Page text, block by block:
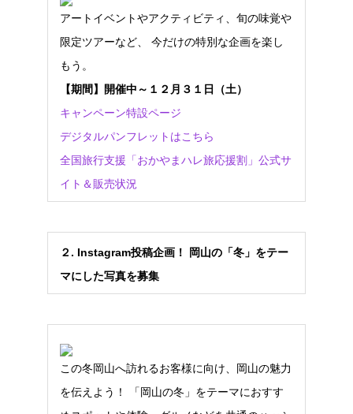
アートイベントやアクティビティ、旬の味覚や
限定ツアーなど、 今だけの特別な企画を楽し
もう。
【期間】開催中～１２月３１日（土）
キャンペーン特設ページ
デジタルパンフレットはこちら
全国旅行支援「おかやまハレ旅応援割」公式サ
イト＆販売状況
２ . Instagram投稿企画！
岡山の「冬」をテー
マにした写真を募集
この冬岡山へ訪れるお客様に向け、岡山の魅力
を伝えよう！ 「岡山の冬」をテーマにおすす